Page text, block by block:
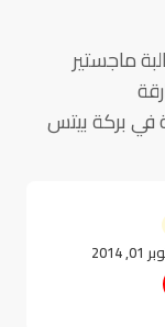
ماجستير
في بركة بيتس
2014